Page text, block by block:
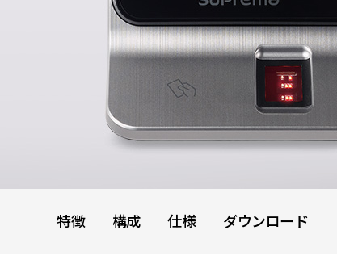
特徴 構成 仕様 ダウンロード